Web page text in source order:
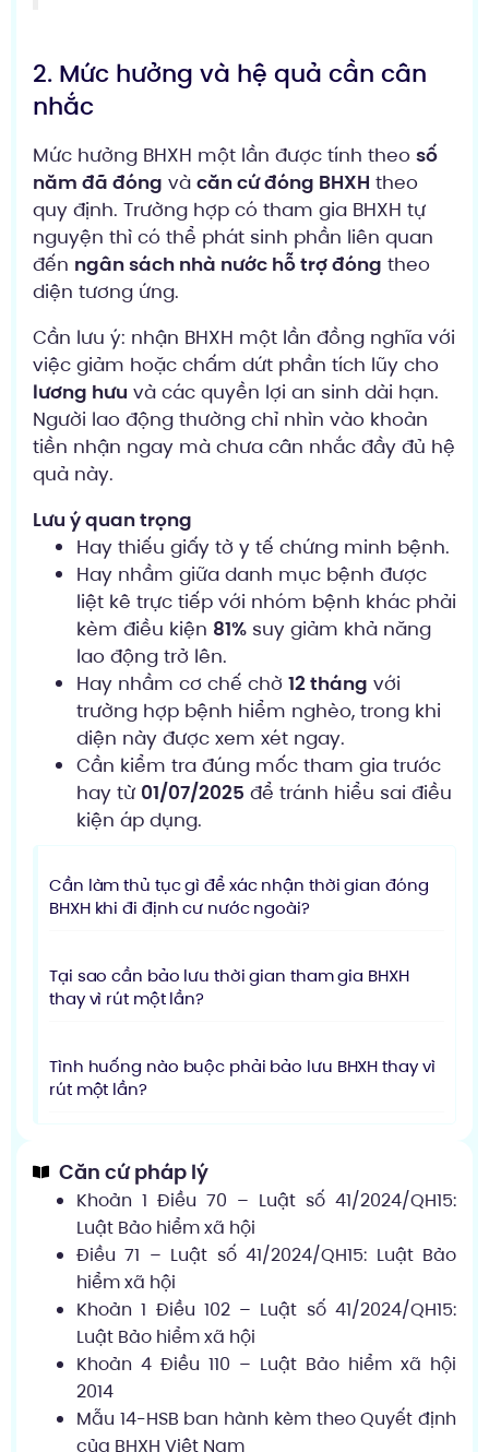
2. Mức hưởng và hệ quả cần cân
nhắc
Mức hưởng BHXH một lần được tính theo số
năm đã đóng và căn cứ đóng BHXH theo
quy định. Trường hợp có tham gia BHXH tự
nguyện thì có thể phát sinh phần liên quan
đến ngân sách nhà nước hỗ trợ đóng theo
diện tương ứng.
Cần lưu ý: nhận BHXH một lần đồng nghĩa với
việc giảm hoặc chấm dứt phần tích lũy cho
lương hưu và các quyền lợi an sinh dài hạn.
Người lao động thường chỉ nhìn vào khoản
tiền nhận ngay mà chưa cân nhắc đầy đủ hệ
quả này.
Lưu ý quan trọng
Hay thiếu giấy tờ y tế chứng minh bệnh.
Hay nhầm giữa danh mục bệnh được
liệt kê trực tiếp với nhóm bệnh khác phải
kèm điều kiện 81% suy giảm khả năng
lao động trở lên.
Hay nhầm cơ chế chờ 12 tháng với
trường hợp bệnh hiểm nghèo, trong khi
diện này được xem xét ngay.
Cần kiểm tra đúng mốc tham gia trước
hay từ 01/07/2025 để tránh hiểu sai điều
kiện áp dụng.
Cần làm thủ tục gì để xác nhận thời gian đóng
BHXH khi đi định cư nước ngoài?
Tại sao cần bảo lưu thời gian tham gia BHXH
thay vì rút một lần?
Tình huống nào buộc phải bảo lưu BHXH thay vì
rút một lần?
Căn cứ pháp lý
Khoản 1 Điều 70 – Luật số 41/2024/QH15:
Luật Bảo hiểm xã hội
Điều 71 – Luật số 41/2024/QH15: Luật Bảo
hiểm xã hội
Khoản 1 Điều 102 – Luật số 41/2024/QH15:
Luật Bảo hiểm xã hội
Khoản 4 Điều 110 – Luật Bảo hiểm xã hội
2014
Mẫu 14-HSB ban hành kèm theo Quyết định
của BHXH Việt Nam